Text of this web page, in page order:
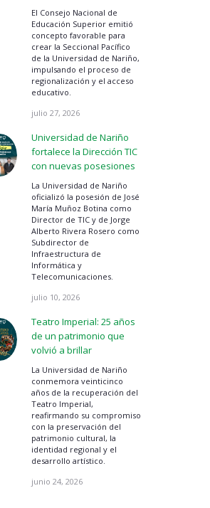
El Consejo Nacional de
Educación Superior emitió
concepto favorable para
crear la Seccional Pacífico
de la Universidad de Nariño,
impulsando el proceso de
regionalización y el acceso
educativo.
julio 27, 2026
Universidad de Nariño
fortalece la Dirección TIC
con nuevas posesiones
La Universidad de Nariño
oficializó la posesión de José
María Muñoz Botina como
Director de TIC y de Jorge
Alberto Rivera Rosero como
Subdirector de
Infraestructura de
Informática y
Telecomunicaciones.
julio 10, 2026
Teatro Imperial: 25 años
de un patrimonio que
volvió a brillar
La Universidad de Nariño
conmemora veinticinco
años de la recuperación del
Teatro Imperial,
reafirmando su compromiso
con la preservación del
patrimonio cultural, la
identidad regional y el
desarrollo artístico.
junio 24, 2026